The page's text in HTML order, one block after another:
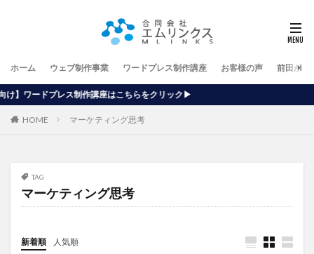
ホーム ウェブ制作事業 ワードプレス制作講座 お客様の声 前田が行
講座はこちらをクリック▶
HOME マーケティング思考
TAG
マーケティング思考
新着順 人気順